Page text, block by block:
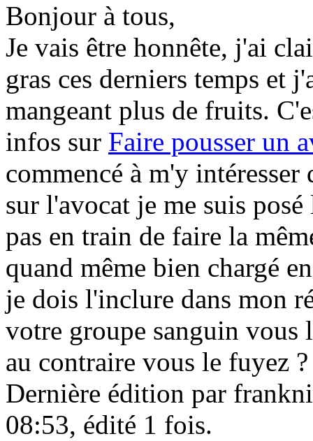
Bonjour à tous,
Je vais être honnête, j'ai
gras ces derniers temps et
mangeant plus de fruits.
infos sur Faire pousser un
commencé à m'y
sur l'avocat je me suis
pas en train de faire la
quand même bien chargé
je dois l'inclure dans mon
votre groupe sanguin vous
au contraire vous le fuyez ?
Dernière édition par
08:53, édité 1 fois.